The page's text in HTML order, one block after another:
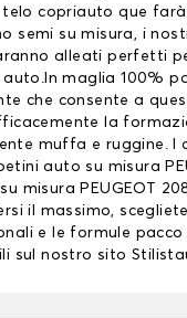
telo copriautoque
semi su misura, i
alleati perfetti
maglia 100%
che consente a
la
muffa e ruggine. I
auto su misura
misura PEUGEOT
il massimo,
e le formule pacco
sul nostro sito